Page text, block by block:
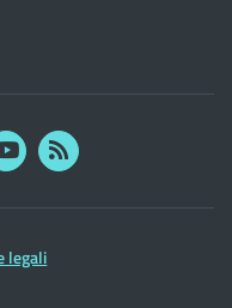
YouTubeRSS
legali